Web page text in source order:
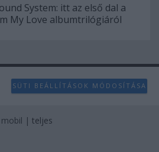
System: itt az első dal a
My Love albumtrilógiáról
SÜTI BEÁLLÍTÁSOK MÓDOSÍTÁSA
mobil | teljes